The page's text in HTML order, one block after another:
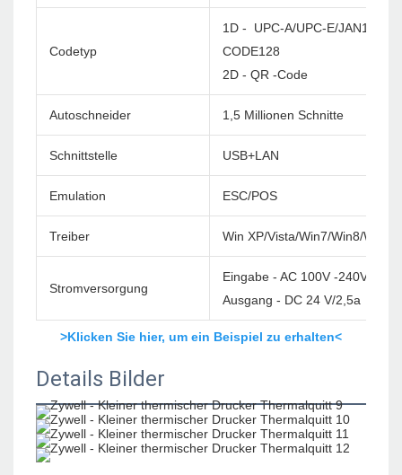
Codetyp
1D - UPC-A/UPC-E/
CODE128
2D - QR -Code
Autoschneider 1,5 Millionen Schnitte
Schnittstelle USB+LAN
Emulation ESC/POS
Treiber Win XP/Vista/Win7/Win8/
Stromversorgung
Eingabe - AC 100V -240V/60
Ausgang - DC 24 V/2,5a
>Klicken Sie hier, um ein Beispiel zu erhalten<
Details Bilder